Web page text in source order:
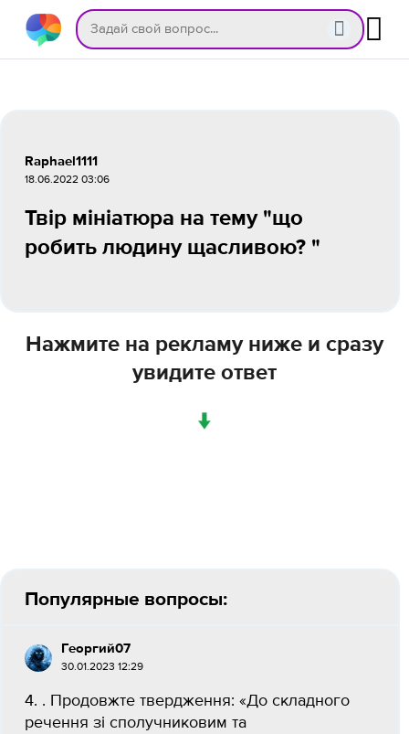
Raphael1111
18.06.2022 03:06
Твір мініатюра на тему "що
робить людину щасливою? "
Нажмите на рекламу ниже и сразу
увидите ответ
↓
Популярные вопросы:
Георгий07
30.01.2023 12:29
4. . Продовжте твердження: «До складного
речення зі сполучниковим та